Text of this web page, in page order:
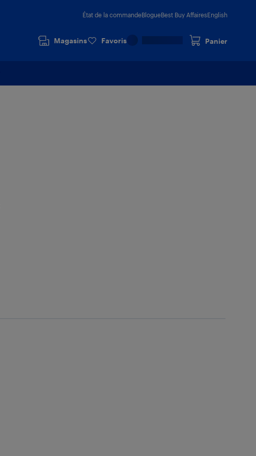
État de la commandeBlogueBest Buy AffairesEnglish
Magasins Favoris Panier